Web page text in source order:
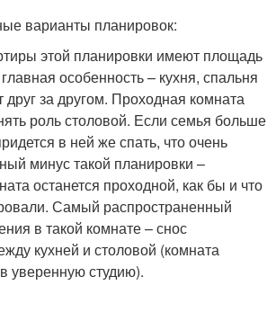
варианты планировок:
этой планировки имеют площадь
особенность – кухня, спальня
друг за другом. Проходная комната
роль столовой. Если семья больше
в ней же спать, что очень
минус такой планировки –
останется проходной, как бы и что
Самый распространенный
в такой комнате – снос
кухней и столовой (комната
уверенную студию).